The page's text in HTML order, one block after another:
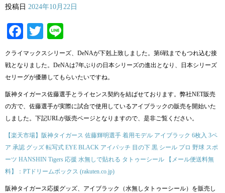
投稿日 2024年10月22日
Facebook
Twitter
クライマックスシリーズ、DeNAが下剋上致しました。第6戦までもつれ込む接
戦となりました。DeNAは7年ぶりの日本シリーズの進出となり、日本シリーズ
セリーグが優勝してもらいたいですね。
阪神タイガース佐藤選手とライセンス契約を結ばせております。弊社NET販売
の方で、佐藤選手が実際に試合で使用しているアイブラックの販売を開始いた
しました。下記URLが販売ページとなりますので、是非ご覧ください。
【楽天市場】阪神タイガース 佐藤輝明選手 着用モデル アイブラック 6枚入 3ペ
ア 承認 グッズ 転写式 EYE BLACK アイパッチ 目の下 黒 シール プロ 野球 スポ
ーツ HANSHIN Tigers 応援 水無しで貼れる タトゥーシール 【メール便送料無
料】：PTドリームボックス (rakuten.co.jp)
阪神タイガース応援グッズ、アイブラック（水無しタトゥーシール）を販売し